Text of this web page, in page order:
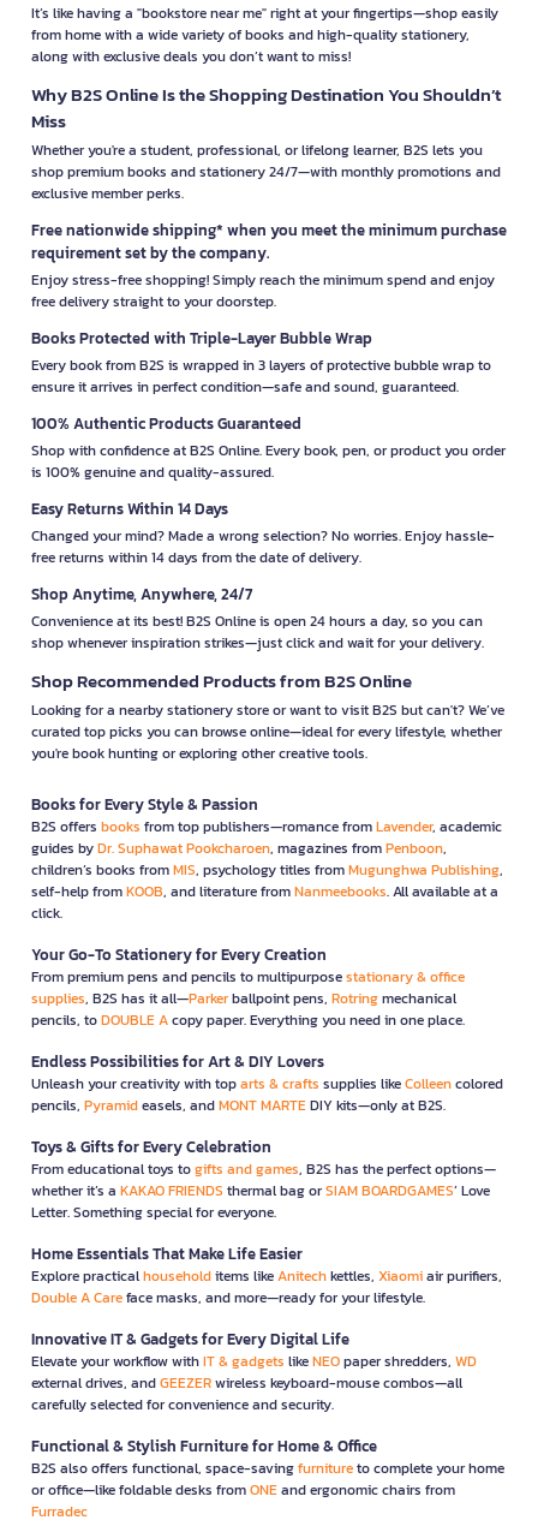
It’s like having a "bookstore near me" right at your fingertips—shop easily
from home with a wide variety of books and high-quality stationery,
along with exclusive deals you don’t want to miss!
Why B2S Online Is the Shopping Destination You Shouldn’t
Miss
Whether you're a student, professional, or lifelong learner, B2S lets you
shop premium books and stationery 24/7—with monthly promotions and
exclusive member perks.
Free nationwide shipping* when you meet the minimum purchase
requirement set by the company.
Enjoy stress-free shopping! Simply reach the minimum spend and enjoy
free delivery straight to your doorstep.
Books Protected with Triple-Layer Bubble Wrap
Every book from B2S is wrapped in 3 layers of protective bubble wrap to
ensure it arrives in perfect condition—safe and sound, guaranteed.
100% Authentic Products Guaranteed
Shop with confidence at B2S Online. Every book, pen, or product you order
is 100% genuine and quality-assured.
Easy Returns Within 14 Days
Changed your mind? Made a wrong selection? No worries. Enjoy hassle-
free returns within 14 days from the date of delivery.
Shop Anytime, Anywhere, 24/7
Convenience at its best! B2S Online is open 24 hours a day, so you can
shop whenever inspiration strikes—just click and wait for your delivery.
Shop Recommended Products from B2S Online
Looking for a nearby stationery store or want to visit B2S but can't? We’ve
curated top picks you can browse online—ideal for every lifestyle, whether
you're book hunting or exploring other creative tools.
Books for Every Style & Passion
B2S offers books from top publishers—romance fromLavender, academic
guides byDr. Suphawat Pookcharoen, magazines fromPenboon,
children’s books fromMIS, psychology titles fromMugunghwa Publishing,
self-help fromKOOB, and literature fromNanmeebooks. All available at a
click.
Your Go-To Stationery for Every Creation
From premium pens and pencils to multipurposestationary & office
supplies, B2S has it all—Parkerballpoint pens, Rotringmechanical
pencils, toDOUBLE Acopy paper. Everything you need in one place.
Endless Possibilities for Art & DIY Lovers
Unleash your creativity with toparts & crafts supplies likeColleencolored
pencils, Pyramideasels, andMONT MARTEDIY kits—only at B2S.
Toys & Gifts for Every Celebration
From educational toys togifts and games, B2S has the perfect options—
whether it’s a KAKAO FRIENDS thermal bag orSIAM BOARDGAMES’ Love
Letter. Something special for everyone.
Home Essentials That Make Life Easier
Explore practicalhouseholditems likeAnitechkettles, Xiaomiair purifiers,
Double A Careface masks, and more—ready for your lifestyle.
Innovative IT & Gadgets for Every Digital Life
Elevate your workflow withIT & gadgets likeNEOpaper shredders, WD
external drives, andGEEZERwireless keyboard-mouse combos—all
carefully selected for convenience and security.
Functional & Stylish Furniture for Home & Office
B2S also offers functional, space-savingfurnitureto complete your home
or office—like foldable desks fromONEand ergonomic chairs from
Furradec